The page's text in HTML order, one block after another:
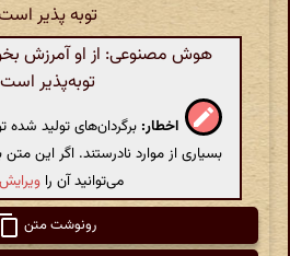
توبه پذیر
هوش مصنوعی: از او آمرزش
توبه‌پذیر
اخطار: برگردان‌های تولید
بسیاری از موارد نادرستند. اگر این
می‌توانید آن را ویرایش
رونوشت متن